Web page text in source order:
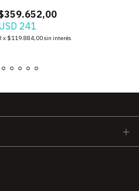
241
x $119.884,00sin interés